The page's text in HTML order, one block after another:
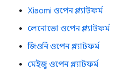
Xiaomi ওপেন প্ল্যাটফর্ম
লেনোভো ওপেন প্ল্যাটফর্ম
জিওনি ওপেন প্ল্যাটফর্ম
মেইজু ওপেন প্ল্যাটফর্ম